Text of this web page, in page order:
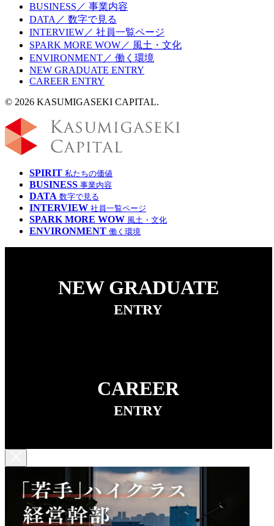
BUSINESS／ 事業内容
DATA／ 数字で見る
INTERVIEW／ 社員一覧ページ
SPARK MORE WOW／ 風土・文化
ENVIRONMENT／ 働く環境
NEW GRADUATE ENTRY
CAREER ENTRY
© 2026 KASUMIGASEKI CAPITAL.
SPIRIT 私たちの価値
BUSINESS 事業内容
DATA 数字で見る
INTERVIEW 社員一覧ページ
SPARK MORE WOW 風土・文化
ENVIRONMENT 働く環境
NEW GRADUATE
ENTRY
CAREER
ENTRY